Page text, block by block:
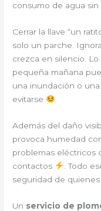
consumo de agua
Cerrar la llave “un
solo un parche.
crezca en silencio.
pequeña mañana
una inundación o
evitarse
Además del daño
provoca humedad
problemas eléctricos
contactos
. Todo
seguridad de
Un servicio de